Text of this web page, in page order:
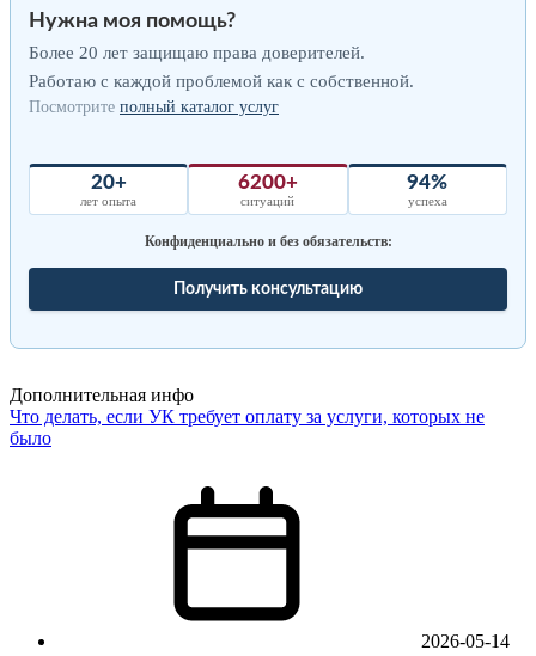
Нужна моя помощь?
Более 20 лет защищаю права доверителей.
Работаю с каждой проблемой как с собственной.
Посмотрите полный каталог услуг
20+
лет опыта
6200+
ситуаций
94%
успеха
Конфиденциально и без обязательств:
Получить консультацию
Дополнительная инфо
Что делать, если УК требует оплату за услуги, которых не
было
2026-05-14